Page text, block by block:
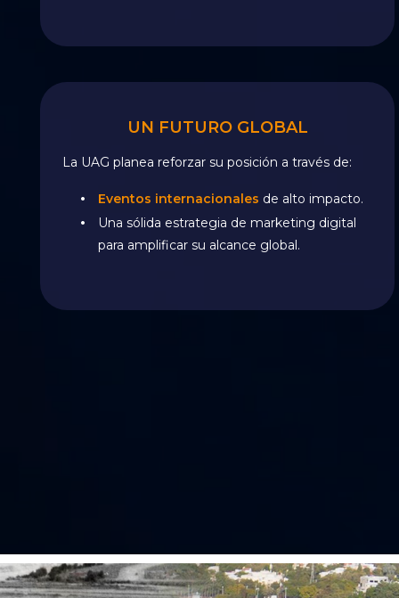
UN FUTURO GLOBAL
La UAG planea reforzar su posición a través de:
Eventos internacionales de alto impacto.
Una sólida estrategia de marketing digital
para amplificar su alcance global.